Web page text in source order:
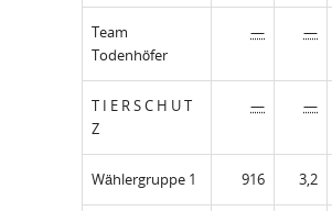
Team
Todenhöfer
— —
T I E R S C H U T
Z
— —
Wählergruppe 1 916 3,2